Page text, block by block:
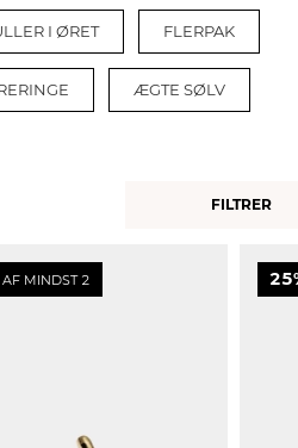
I ØRET FLERPAK
ÆGTE SØLV
FILTRER
MINDST 2